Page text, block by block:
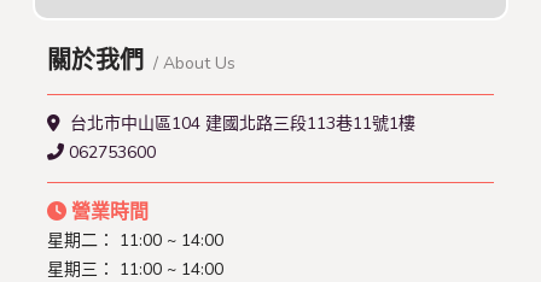
關於我們 / About Us
台北市中山區104 建國北路三段113巷11號1樓
062753600
營業時間
星期二： 11:00 ~ 14:00
星期三： 11:00 ~ 14:00